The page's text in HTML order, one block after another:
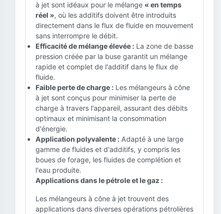
à jet sont idéaux pour le mélange « en temps
réel », où les additifs doivent être introduits
directement dans le flux de fluide en mouvement
sans interrompre le débit.
Efficacité de mélange élevée : La zone de basse
pression créée par la buse garantit un mélange
rapide et complet de l'additif dans le flux de
fluide.
Faible perte de charge : Les mélangeurs à cône
à jet sont conçus pour minimiser la perte de
charge à travers l'appareil, assurant des débits
optimaux et minimisant la consommation
d'énergie.
Application polyvalente : Adapté à une large
gamme de fluides et d'additifs, y compris les
boues de forage, les fluides de complétion et
l'eau produite.
Applications dans le pétrole et le gaz :
Les mélangeurs à cône à jet trouvent des
applications dans diverses opérations pétrolières